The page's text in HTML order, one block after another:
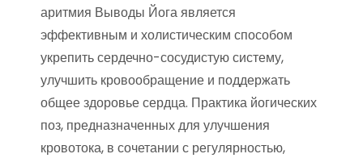
аритмия Выводы Йога является
эффективным и холистическим способом
укрепить сердечно-сосудистую систему,
улучшить кровообращение и поддержать
общее здоровье сердца. Практика йогических
поз, предназначенных для улучшения
кровотока, в сочетании с регулярностью,